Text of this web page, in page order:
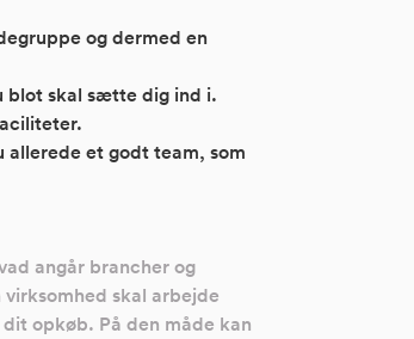
og dermed en
blot skal sætte dig ind i.
et godt team, som
angår brancher og
skal arbejde
opkøb. På den måde kan